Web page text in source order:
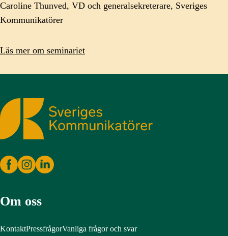
Caroline Thunved, VD och generalsekreterare, Sveriges
Kommunikatörer
Läs mer om seminariet
Sveriges Kommunikatörer
Om oss
KontaktPressfrågorVanliga frågor och svar